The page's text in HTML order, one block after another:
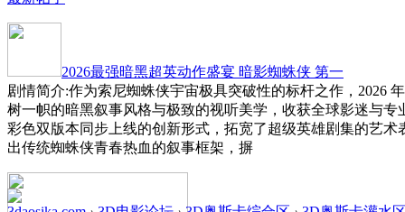
2026最强暗黑超英动作盛宴 暗影蜘蛛侠 第一
剧情简介:作为索尼蜘蛛侠宇宙极具突破性的标杆之作，2026
树一帜的暗黑叙事风格与极致的视听美学，收获全球影迷与
彩色双版本同步上线的创新形式，拓宽了超级英雄剧集的艺
出传统蜘蛛侠青春热血的叙事框架，摒